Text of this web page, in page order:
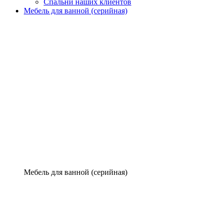
Спальни наших клиентов
Мебель для ванной (серийная)
Мебель для ванной (серийная)